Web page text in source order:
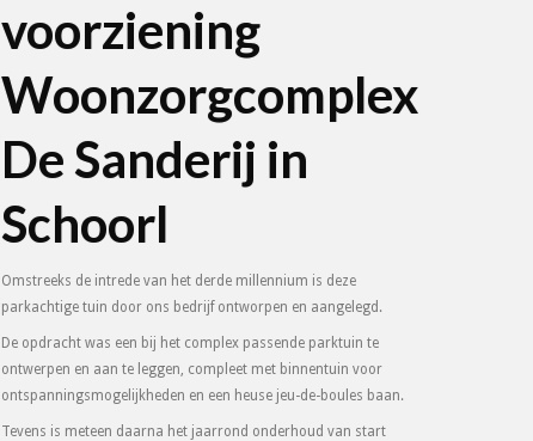
voorziening
Woonzorgcomplex
De Sanderij in
Schoorl
Omstreeks de intrede van het derde millennium is deze
parkachtige tuin door ons bedrijf ontworpen en aangelegd.
De opdracht was een bij het complex passende parktuin te
ontwerpen en aan te leggen, compleet met binnentuin voor
ontspanningsmogelijkheden en een heuse jeu-de-boules baan.
Tevens is meteen daarna het jaarrond onderhoud van start